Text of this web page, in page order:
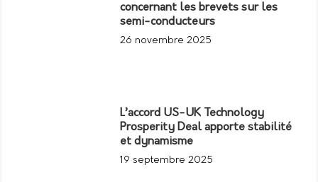
concernant les brevets sur les
semi-conducteurs
26 novembre 2025
L’accord US-UK Technology
Prosperity Deal apporte stabilité
et dynamisme
19 septembre 2025